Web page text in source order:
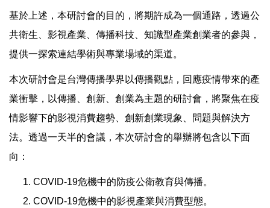
基於上述，本研討會的目的，將期許成為一個通路，透過公
共衛生、影視產業、傳播科技、知識型產業創業者的參與，
提供一探索連結學術與專業場域的渠道。
本次研討會是台灣傳播學界以傳播觀點，回應疫情帶來的產
業衝擊，以傳播、創新、創業為主題的研討會，將聚焦在疫
情影響下的影視消費趨勢、創新創業現象、問題與解決方
法。透過一天半的會議，本次研討會的舉辦將包含以下面
向：
COVID-19危機中的防疫公衛教育與傳播。
COVID-19危機中的影視產業與消費型態。